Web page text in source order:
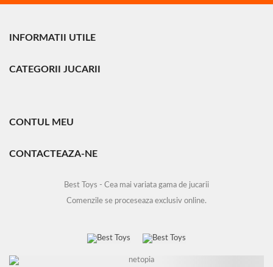
INFORMATII UTILE
CATEGORII JUCARII
CONTUL MEU
CONTACTEAZA-NE
Best Toys - Cea mai variata gama de jucarii
Comenzile se proceseaza exclusiv online.